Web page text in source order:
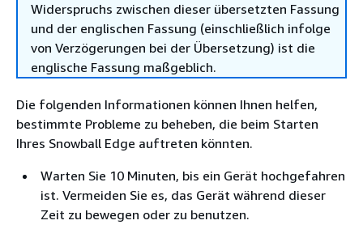
Widerspruchs zwischen dieser übersetzten Fassung
und der englischen Fassung (einschließlich infolge
von Verzögerungen bei der Übersetzung) ist die
englische Fassung maßgeblich.
Die folgenden Informationen können Ihnen helfen,
bestimmte Probleme zu beheben, die beim Starten
Ihres Snowball Edge auftreten könnten.
Warten Sie 10 Minuten, bis ein Gerät hochgefahren
ist. Vermeiden Sie es, das Gerät während dieser
Zeit zu bewegen oder zu benutzen.